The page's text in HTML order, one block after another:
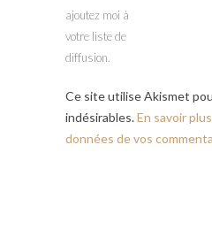
ajoutez moi à
votre liste de
diffusion.
Ce site utilise Akismet
indésirables.En savoir
données de vos